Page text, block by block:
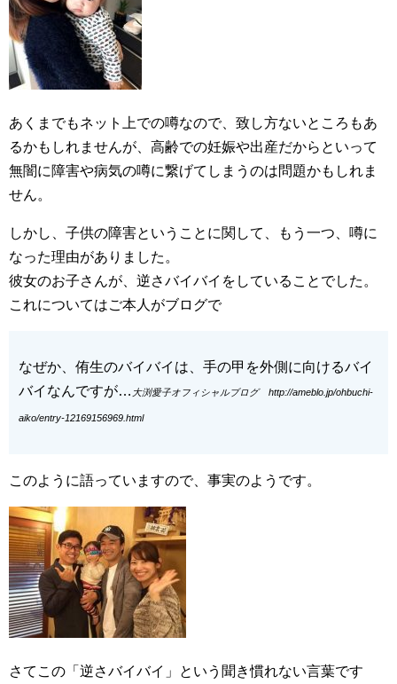
あくまでもネット上での噂なので、致し方ないところもあ
るかもしれませんが、高齢での妊娠や出産だからといって
無闇に障害や病気の噂に繋げてしまうのは問題かもしれま
せん。
しかし、子供の障害ということに関して、もう一つ、噂に
なった理由がありました。
彼女のお子さんが、逆さバイバイをしていることでした。
これについてはご本人がブログで
なぜか、侑生のバイバイは、手の甲を外側に向けるバイ
バイなんですが… 大渕愛子オフィシャルブログ http://ameblo.jp/ohbuchi-
aiko/entry-12169156969.html
このように語っていますので、事実のようです。
さてこの 逆さバイバイ という聞き慣れない言葉です